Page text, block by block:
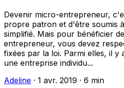
Devenir micro-entrepreneur,
propre patron et d'être soumis
simplifié. Mais pour bénéficier
entrepreneur, vous devez
fixées par la loi. Parmi elles, il
une entreprise individu...
Adeline · 1 avr. 2019 · 6 min